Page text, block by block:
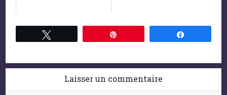
Laisser un commentaire